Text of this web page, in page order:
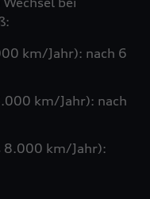
km/Jahr): nach 6
km/Jahr): nach
8.000 km/Jahr):